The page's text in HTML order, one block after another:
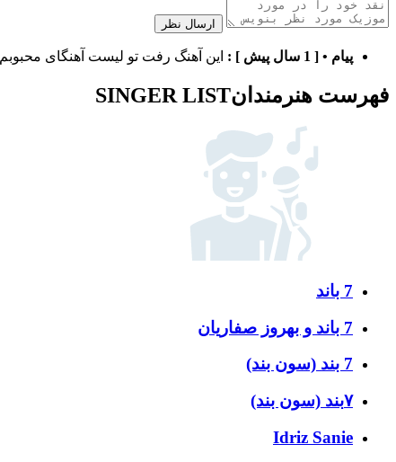
ارسال نظر
پیام • [ 1 سال پیش ] : این آهنگ رفت تو لیست آهنگای محبوبم
فهرست هنرمندانSINGER LIST
7 باند
7 باند و بهروز صفاریان
7 بند (سون بند)
۷بند (سون بند)
Idriz Sanie